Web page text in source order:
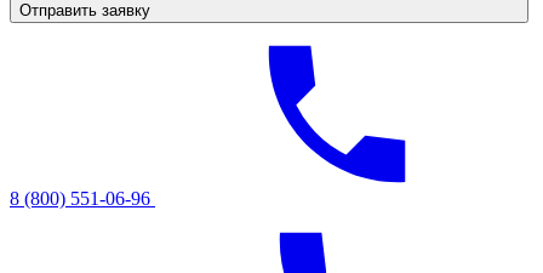
Отправить заявку
8 (800) 551-06-96